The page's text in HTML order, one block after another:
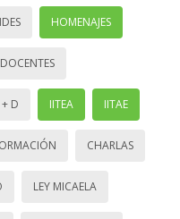
HOMENAJES
+ D IITEA IITAE
CHARLAS
LEY MICAELA